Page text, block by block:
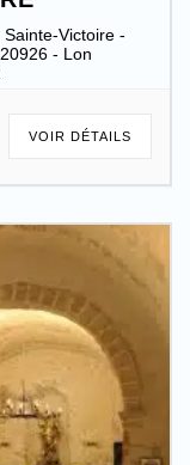
Victoire -
- Lon
VOIR DÉTAILS